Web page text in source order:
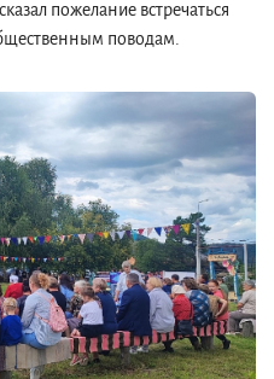
пожелание встречаться
поводам.